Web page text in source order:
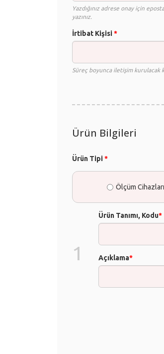
Yazdığınız adrese onay için
yazınız.
İrtibat Kişisi*
Süreç boyunca iletişim kurulacak
Ürün Bilgileri
Ürün Tipi*
Ölçüm Cihazları
1
Ürün Tanımı, Kodu*
Açıklama*